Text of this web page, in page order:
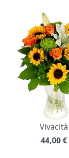
Vivacità
44,00€